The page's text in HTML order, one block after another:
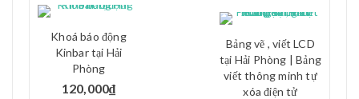
Khoá báo động
Kinbar tại Hải
Phòng
120,000₫
Bảng vẽ , viết LCD
tại Hải Phòng | Bảng
viết thông minh tự
xóa điện tử